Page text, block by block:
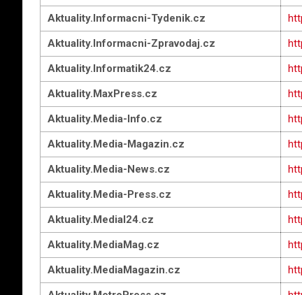
Aktuality.Informacni-Tydenik.cz
Aktuality.Informacni-Zpravodaj.cz
Aktuality.Informatik24.cz
Aktuality.MaxPress.cz
Aktuality.Media-Info.cz
Aktuality.Media-Magazin.cz
Aktuality.Media-News.cz
Aktuality.Media-Press.cz
Aktuality.Medial24.cz
Aktuality.MediaMag.cz
Aktuality.MediaMagazin.cz